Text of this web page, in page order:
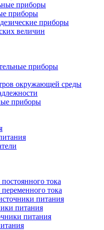
приборы
приборы
приборы
величин
приборы
окружающей среды
приборы
тока
тока
питания
питания
питания